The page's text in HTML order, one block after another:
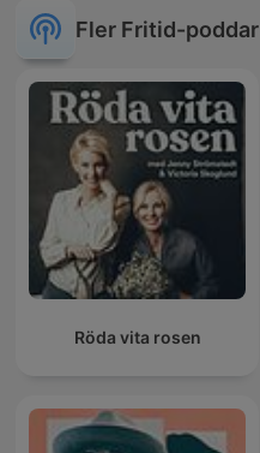
Fler Fritid-poddar
Röda vita rosen